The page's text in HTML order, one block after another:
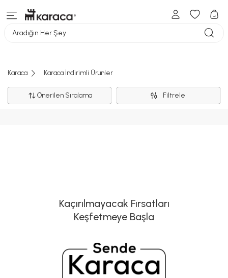
Aradığın Her Şey
Karaca Karaca İndirimli Ürünler
Önerilen Sıralama Filtrele
Kaçırılmayacak Fırsatları
Keşfetmeye Başla